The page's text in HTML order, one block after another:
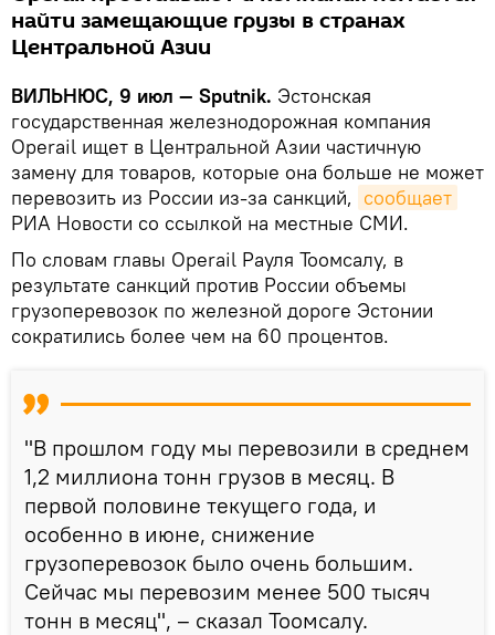
найти замещающие грузы в странах
Центральной Азии
ВИЛЬНЮС, 9 июл — Sputnik. Эстонская
государственная железнодорожная компания
Operail ищет в Центральной Азии частичную
замену для товаров, которые она больше не может
перевозить из России из-за санкций, сообщает
РИА Новости со ссылкой на местные СМИ.
По словам главы Operail Рауля Тоомсалу, в
результате санкций против России объемы
грузоперевозок по железной дороге Эстонии
сократились более чем на 60 процентов.
"В прошлом году мы перевозили в среднем
1,2 миллиона тонн грузов в месяц. В
первой половине текущего года, и
особенно в июне, снижение
грузоперевозок было очень большим.
Сейчас мы перевозим менее 500 тысяч
тонн в месяц", – сказал Тоомсалу.